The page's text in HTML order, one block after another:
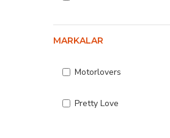
MARKALAR
Motorlovers
Pretty Love